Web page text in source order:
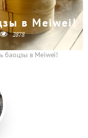
в Meiwei!
2878
баоцзы в Meiwei!